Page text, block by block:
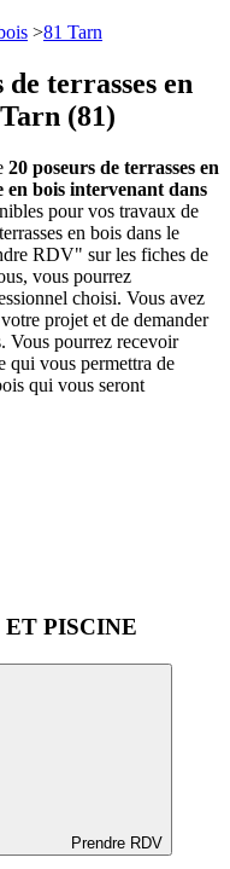
>81 Tarn
de terrasses en
(81)
20 poseurs de terrasses en
en bois intervenant dans
pour vos travaux de
en bois dans le
RDV" sur les fiches de
vous pourrez
choisi. Vous avez
projet et de demander
Vous pourrez recevoir
qui vous permettra de
qui vous seront
PISCINE
Prendre RDV